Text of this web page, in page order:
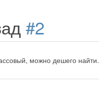
#2
можно дешего найти.